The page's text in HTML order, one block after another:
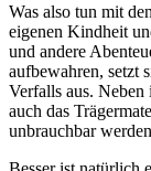
Was also tun mit
eigenen Kindheit
und andere
aufbewahren, setzt
Verfalls aus. Neben
auch das
unbrauchbar